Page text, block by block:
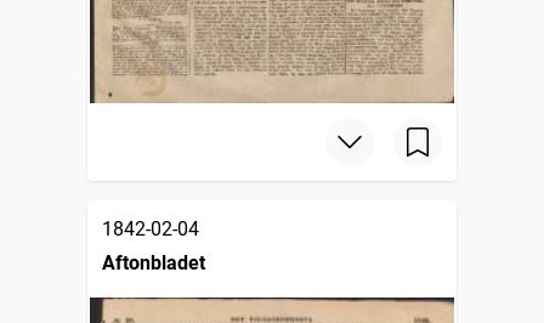
1842-02-04
Aftonbladet